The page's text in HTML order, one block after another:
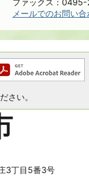
メールでのお問い
さい。
3丁目5番3号